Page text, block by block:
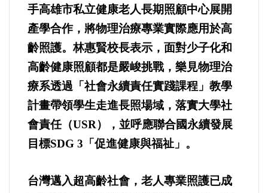
健康/養生
命理/信仰/宗教/宮廟/教會
演講/發表會/論壇/研討會
內政/社會/福利/弱勢/慈善
國際/全球
環境/資源/能源
手高雄市私立健康老人長期照顧中心展開
產學合作，將物理治療專業實際應用於高
齡照護。林惠賢校長表示，面對少子化和
高齡健康照顧都是嚴峻挑戰，樂見物理治
療系透過「社會永續責任實踐課程」教學
計畫帶領學生走進長照場域，落實大學社
會責任（USR），並呼應聯合國永續發展
目標SDG 3「促進健康與福祉」。
台灣邁入超高齡社會，老人專業照護已成